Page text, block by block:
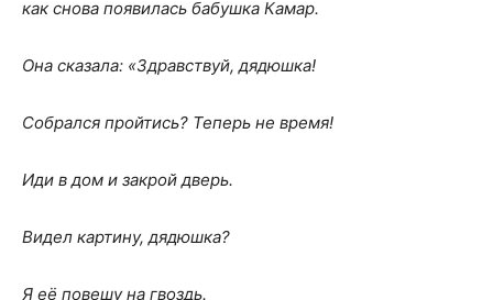
как снова появилась бабушка Камар.
Она сказала: «Здравствуй, дядюшка!
Собрался пройтись? Теперь не время!
Иди в дом и закрой дверь.
Видел картину, дядюшка?
Я её повешу на гвоздь.